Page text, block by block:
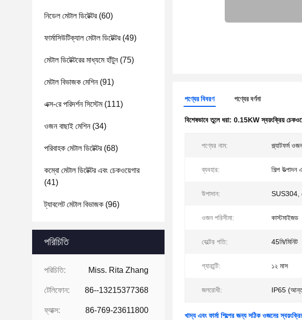
নিডেল মেটাল ডিটেক্টর(60)
ফার্মাসিউটিক্যাল মেটাল ডিটেক্টর(49)
মেটাল ডিটেক্টরের মাধ্যমে হাঁটুন(75)
মেটাল বিভাজক মেশিন(91)
এক্স-রে পরিদর্শন সিস্টেম(111)
ওজন বাছাই মেশিন(34)
পরিবাহক মেটাল ডিটেক্টর(68)
কম্বো মেটাল ডিটেক্টর এবং চেকওয়েগার
(41)
ট্যাবলেট মেটাল বিভাজক (96)
পরিচিতি
পরিচিতি: Miss. Rita Zhang
টেলিফোন: 86--13215377368
ফ্যাক্স: 86-769-23611800
পণ্যের বিবরণ পণ্যের বর্ণনা
বিশেষভাবে তুলে ধরা: 0.15KW স্বয়ংক্রিয়
পণ্যের নাম: প্ল্যাটফর্ম
ব্যবহার: শিল্প
উপাদান: SUS304,
ওজন পরিসীমা: কাস্টমাইজড
বেল্টের গতি: 45মি/মিনিট
গ্যারান্টি: ১২ মাস
জলরোধী: IP65
খাদ্য এবং ফার্মা শিল্পের জন্য সঠিক ওজনের